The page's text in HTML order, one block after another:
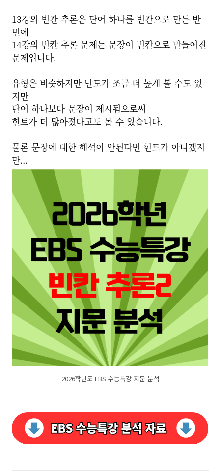
13강의 빈칸 추론은 단어 하나를 빈칸으로 만든 반
면에
14강의 빈칸 추론 문제는 문장이 빈칸으로 만들어진
문제입니다.
유형은 비슷하지만 난도가 조금 더 높게 볼 수도 있
지만
단어 하나보다 문장이 제시됨으로써
힌트가 더 많아졌다고도 볼 수 있습니다.
물론 문장에 대한 해석이 안된다면 힌트가 아니겠지
만...
2026학년도 EBS 수능특강 지문 분석